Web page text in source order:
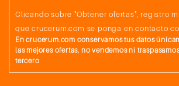
Clicando sobre "Obtener ofertas", registro
que crucerum.com se ponga en contacto
En crucerum.com conservamos tus datos
las mejores ofertas, no vendemos ni
tercero